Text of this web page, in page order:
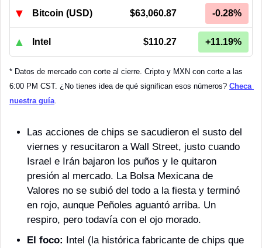
▼ Bitcoin (USD) $63,060.87 -0.28%
▲ Intel $110.27 +11.19%
* Datos de mercado con corte al cierre. Cripto y MXN con corte a las
6:00 PM CST. ¿No tienes idea de qué significan esos números? Checa
nuestra guía
Las acciones de chips se sacudieron el susto del
viernes y resucitaron a Wall Street, justo cuando
Israel e Irán bajaron los puños y le quitaron
presión al mercado. La Bolsa Mexicana de
Valores no se subió del todo a la fiesta y terminó
en rojo, aunque Peñoles aguantó arriba. Un
respiro, pero todavía con el ojo morado.
El foco: Intel (la histórica fabricante de chips que